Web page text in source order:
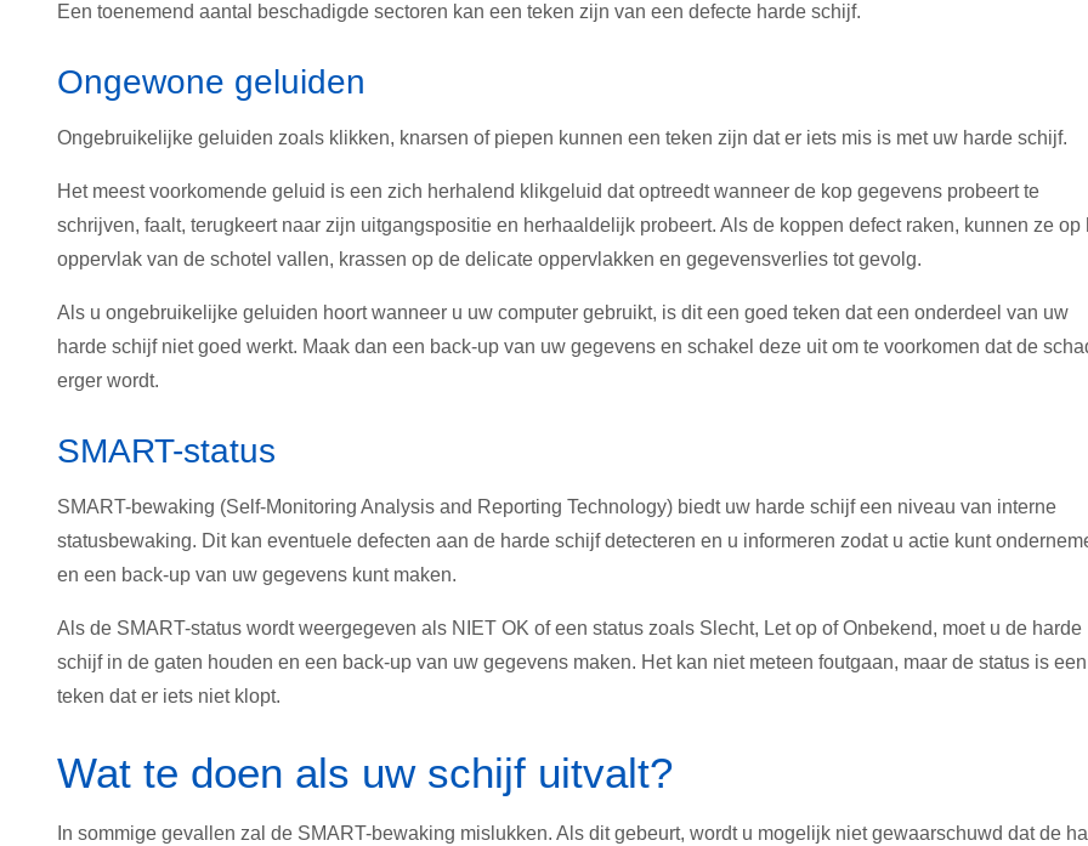
Een toenemend aantal beschadigde sectoren kan een teken zijn van een defecte harde schijf.
Ongewone geluiden
Ongebruikelijke geluiden zoals klikken, knarsen of piepen kunnen een teken zijn dat er iets mis is met uw harde schijf.
Het meest voorkomende geluid is een zich herhalend klikgeluid dat optreedt wanneer de kop gegevens probeert te
schrijven, faalt, terugkeert naar zijn uitgangspositie en herhaaldelijk probeert. Als de koppen defect raken, kunnen ze op
oppervlak van de schotel vallen, krassen op de delicate oppervlakken en gegevensverlies tot gevolg.
Als u ongebruikelijke geluiden hoort wanneer u uw computer gebruikt, is dit een goed teken dat een onderdeel van uw
harde schijf niet goed werkt. Maak dan een back-up van uw gegevens en schakel deze uit om te voorkomen dat de
erger wordt.
SMART-status
SMART-bewaking (Self-Monitoring Analysis and Reporting Technology) biedt uw harde schijf een niveau van interne
statusbewaking. Dit kan eventuele defecten aan de harde schijf detecteren en u informeren zodat u actie kunt
en een back-up van uw gegevens kunt maken.
Als de SMART-status wordt weergegeven als NIET OK of een status zoals Slecht, Let op of Onbekend, moet u de harde
schijf in de gaten houden en een back-up van uw gegevens maken. Het kan niet meteen foutgaan, maar de status is een
teken dat er iets niet klopt.
Wat te doen als uw schijf uitvalt?
In sommige gevallen zal de SMART-bewaking mislukken. Als dit gebeurt, wordt u mogelijk niet gewaarschuwd dat de